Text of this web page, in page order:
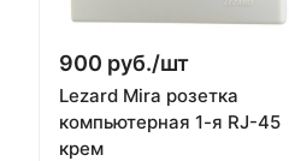
900 руб./шт
Lezard Mira розетка
компьютерная 1-я RJ-45
крем